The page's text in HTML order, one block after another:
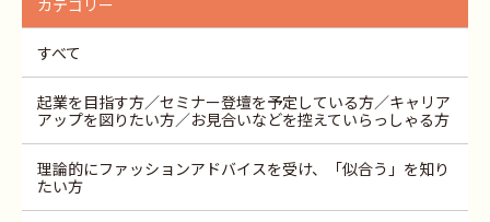
すべて
起業を目指す方／セミナー登壇を予定している方／キャリア
アップを図りたい方／お見合いなどを控えていらっしゃる方
理論的にファッションアドバイスを受け、「似合う」を知り
たい方